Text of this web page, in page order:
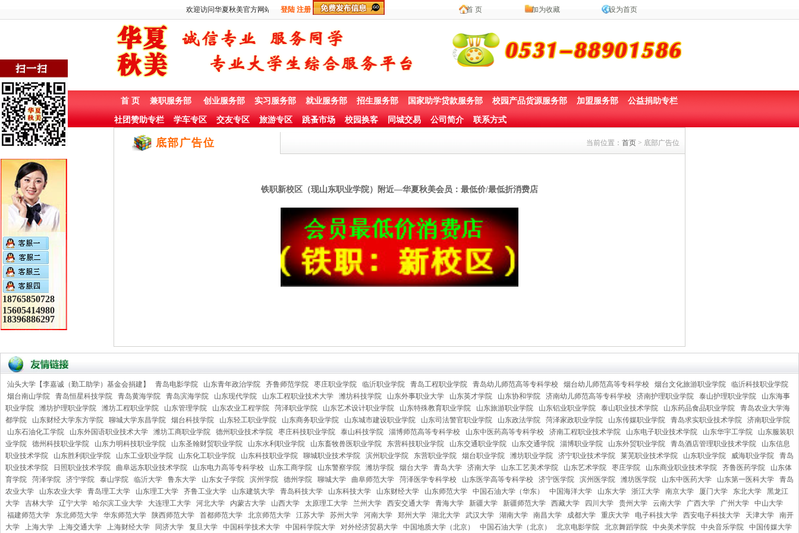
欢迎访问华夏秋美官方网站 登陆 注册 首 页 加为收藏 设为首页
首 页 兼职服务部 创业服务部 实习服务部 就业服务部 招生服务部 国家助学贷款服务部 校园产品货源服务部 加盟服务部 公益捐助专栏
社团赞助专栏 学车专区 交友专区 旅游专区 跳蚤市场 校园换客 同城交易 公司简介 联系方式
底部广告位 当前位置： 首页 > 底部广告位
铁职新校区（现山东职业学院）附近—华夏秋美会员：最低价/最低折消费店
汕头大学【李嘉诚（勤工助学）基金会捐建】 青岛电影学院 山东青年政治学院 齐鲁师范学院 枣庄职业学院 临沂职业学院 青岛工程职业学院 青岛幼儿师范高等专科学校 烟台幼儿师范高等专科学校 烟台文化旅游职业学院
临沂科技职业学院
烟台南山学院
青岛恒星科技学院 青岛黄海学院 青岛滨海学院 山东现代学院 山东工程职业技术大学 潍坊科技学院 山东外事职业大学 山东英才学院 山东协和学院 济南幼儿师范高等专科学校 济南护理职业学院 泰山护理职业学院
山东海事
职业学院
潍坊护理职业学院 潍坊工程职业学院 山东管理学院 山东农业工程学院 菏泽职业学院 山东艺术设计职业学院 山东特殊教育职业学院 山东旅游职业学院 山东铝业职业学院 泰山职业技术学院 山东药品食品职业学院
青岛农业大学海
都学院
山东财经大学东方学院 聊城大学东昌学院 烟台科技学院 山东轻工职业学院 山东商务职业学院 山东城市建设职业学院 山东司法警官职业学院 山东政法学院 菏泽家政职业学院 山东传媒职业学院 青岛求实职业技术学院
济南职业学院
山东石油化工学院
山东外国语职业技术大学 潍坊工商职业学院 德州职业技术学院 枣庄科技职业学院 泰山科技学院 淄博师范高等专科学校 山东中医药高等专科学校 济南工程职业技术学院 山东电子职业技术学院 山东华宇工学院
山东服装职
业学院
德州科技职业学院 山东力明科技职业学院 山东圣翰财贸职业学院 山东水利职业学院 山东畜牧兽医职业学院 东营科技职业学院 山东交通职业学院 山东交通学院 淄博职业学院 山东外贸职业学院 青岛酒店管理职业技术学院
山东信息
职业技术学院
山东胜利职业学院 山东工业职业学院 山东化工职业学院 山东科技职业学院 聊城职业技术学院 滨州职业学院 东营职业学院 烟台职业学院 潍坊职业学院 济宁职业技术学院 莱芜职业技术学院 山东职业学院 威海职业学院
青岛
职业技术学院
日照职业技术学院 曲阜远东职业技术学院 山东电力高等专科学校 山东工商学院 山东警察学院 潍坊学院 烟台大学 青岛大学 济南大学 山东工艺美术学院 山东艺术学院 枣庄学院 山东商业职业技术学院 齐鲁医药学院
山东体
育学院
菏泽学院 济宁学院 泰山学院 临沂大学 鲁东大学 山东女子学院 滨州学院 德州学院 聊城大学 曲阜师范大学 菏泽医学专科学校 山东医学高等专科学校 济宁医学院 滨州医学院 潍坊医学院 山东中医药大学 山东第一医科大学
青岛
农业大学
山东农业大学 青岛理工大学 山东理工大学 齐鲁工业大学 山东建筑大学 青岛科技大学 山东科技大学 山东财经大学 山东师范大学 中国石油大学（华东） 中国海洋大学 山东大学 浙江大学 南京大学 厦门大学 东北大学
黑龙江
大学
吉林大学 辽宁大学 哈尔滨工业大学 大连理工大学 河北大学 内蒙古大学 山西大学 太原理工大学 兰州大学 西安交通大学 青海大学 新疆大学 新疆师范大学 西藏大学 四川大学 贵州大学 云南大学 广西大学 广州大学
中山大学
福建师范大学
东北师范大学 华东师范大学 陕西师范大学 首都师范大学 北京师范大学 江苏大学 苏州大学 河南大学 郑州大学 湖北大学 武汉大学 湖南大学 南昌大学 成都大学 重庆大学 电子科技大学 西安电子科技大学 天津大学
南开
大学
上海大学 上海交通大学 上海财经大学 同济大学 复旦大学 中国科学技术大学 中国科学院大学 对外经济贸易大学 中国地质大学（北京） 中国石油大学（北京） 北京电影学院 北京舞蹈学院 中央美术学院 中央音乐学院 中国传媒大学
18765850728
15605414980
18396886297